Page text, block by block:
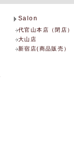
Salon
代官山本店（閉店）
大山店
新宿店(商品販売）